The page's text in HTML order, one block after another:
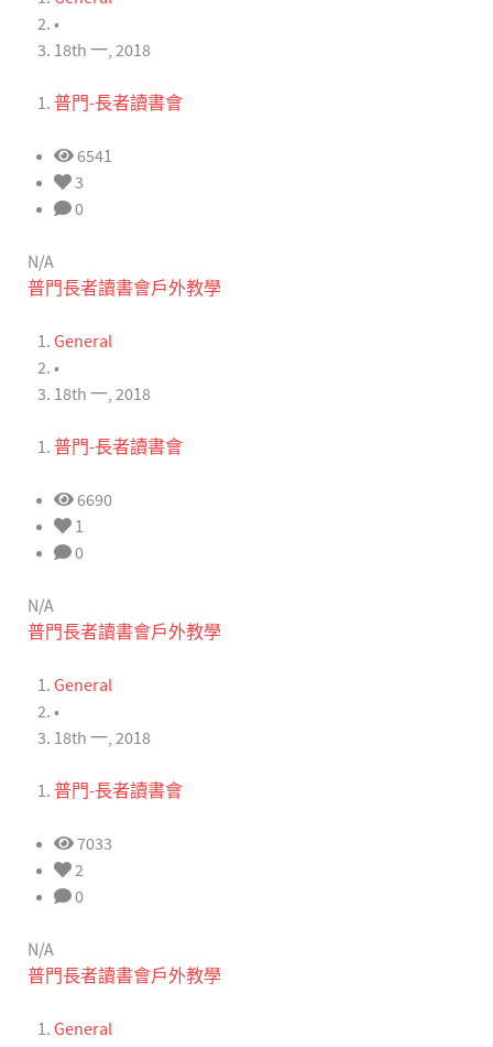
•
18th 一, 2018
普門-長者讀書會
6541
3
0
N/A
普門長者讀書會戶外教學
General
•
18th 一, 2018
普門-長者讀書會
6690
1
0
N/A
普門長者讀書會戶外教學
General
•
18th 一, 2018
普門-長者讀書會
7033
2
0
N/A
普門長者讀書會戶外教學
General